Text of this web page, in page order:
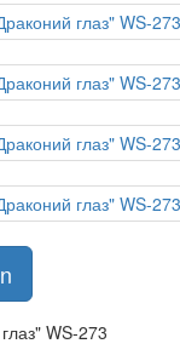
WS-273